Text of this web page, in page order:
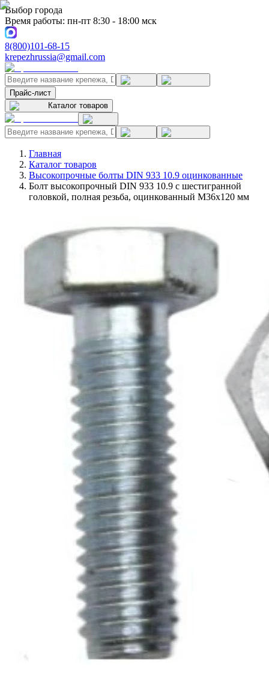
Выбор города
Время работы: пн-пт 8:30 - 18:00 мск
8(800)101-68-15
krepezhrussia@gmail.com
Прайс-лист
Каталог товаров
Главная
Каталог товаров
Высокопрочные болты DIN 933 10.9 оцинкованные
Болт высокопрочный DIN 933 10.9 с шестигранной
головкой, полная резьба, оцинкованный M36x120 мм